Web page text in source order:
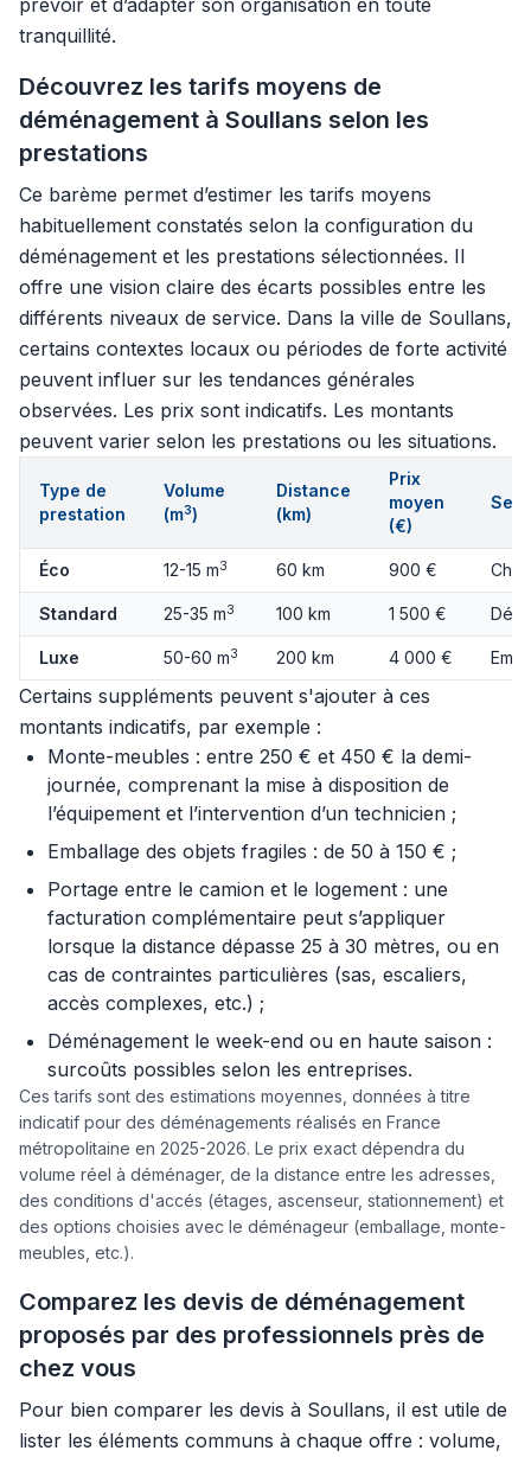
prévoir et d’adapter son organisation en toute
tranquillité.
Découvrez les tarifs moyens de
déménagement à Soullans selon les
prestations
Ce barème permet d’estimer les tarifs moyens
habituellement constatés selon la configuration du
déménagement et les prestations sélectionnées. Il
offre une vision claire des écarts possibles entre les
différents niveaux de service. Dans la ville de Soullans,
certains contextes locaux ou périodes de forte activité
peuvent influer sur les tendances générales
observées. Les prix sont indicatifs. Les montants
peuvent varier selon les prestations ou les situations.
Type de
prestation
Volume
(m3)
Distance
(km)
Prix
moyen
(€)
Éco 12-15 m3 60 km 900 €
Standard 25-35 m3 100 km 1 500 €
Luxe 50-60 m3 200 km 4 000 €
Certains suppléments peuvent s'ajouter à ces
montants indicatifs, par exemple :
Monte-meubles : entre 250 € et 450 € la demi-
journée, comprenant la mise à disposition de
l’équipement et l’intervention d’un technicien ;
Emballage des objets fragiles : de 50 à 150 € ;
Portage entre le camion et le logement : une
facturation complémentaire peut s’appliquer
lorsque la distance dépasse 25 à 30 mètres, ou en
cas de contraintes particulières (sas, escaliers,
accès complexes, etc.) ;
Déménagement le week-end ou en haute saison :
surcoûts possibles selon les entreprises.
Ces tarifs sont des estimations moyennes, données à titre
indicatif pour des déménagements réalisés en France
métropolitaine en 2025-2026. Le prix exact dépendra du
volume réel à déménager, de la distance entre les adresses,
des conditions d'accés (étages, ascenseur, stationnement) et
des options choisies avec le déménageur (emballage, monte-
meubles, etc.).
Comparez les devis de déménagement
proposés par des professionnels près de
chez vous
Pour bien comparer les devis à Soullans, il est utile de
lister les éléments communs à chaque offre : volume,